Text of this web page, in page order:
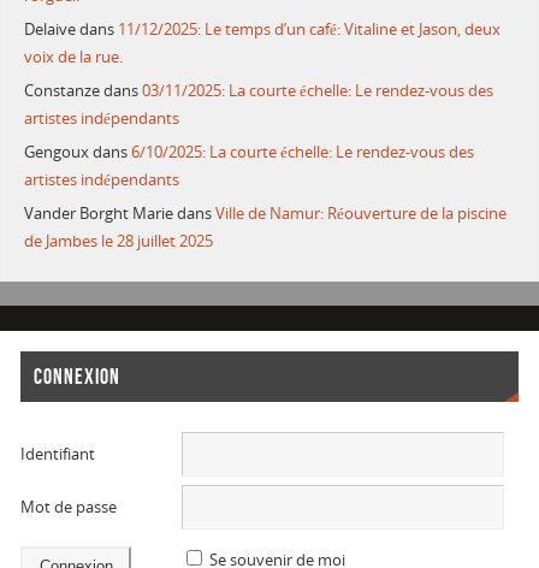
Delaivedans 11/12/2025: Le temps d’un café: Vitaline et Jason, deux
voix de la rue.
Constanzedans03/11/2025: La courte échelle: Le rendez-vous des
artistes indépendants
Gengouxdans6/10/2025: La courte échelle: Le rendez-vous des
artistes indépendants
Vander Borght MariedansVille de Namur: Réouverture de la piscine
de Jambes le 28 juillet 2025
CONNEXION
Identifiant
Mot de passe
Se souvenir de moi